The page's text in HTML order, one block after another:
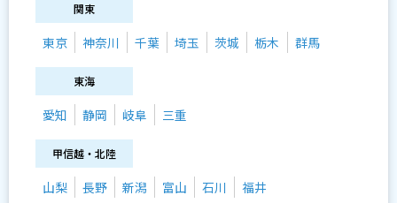
関東
東京 神奈川 千葉 埼玉 茨城 栃木 群馬
東海
愛知 静岡 岐阜 三重
甲信越・北陸
山梨 長野 新潟 富山 石川 福井